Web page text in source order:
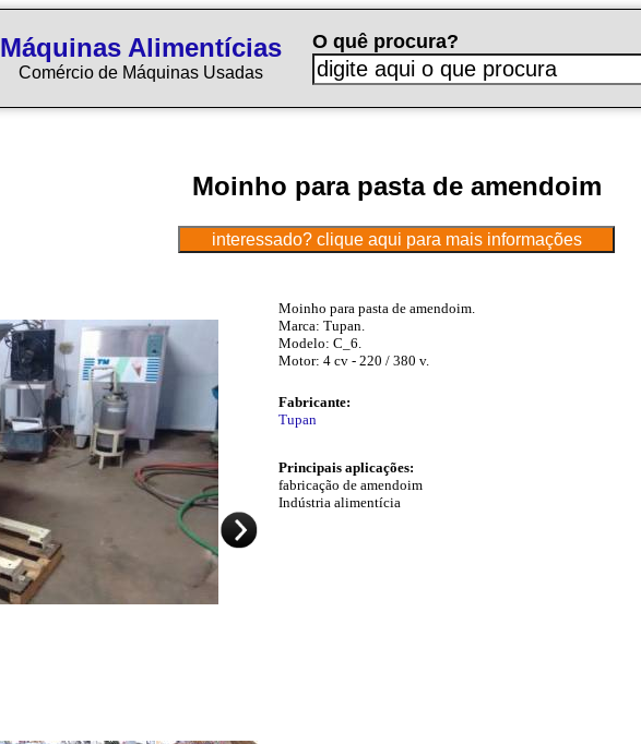
Máquinas Alimentícias
Comércio de Máquinas Usadas
O quê procura?
Moinho para pasta de amendoim
Moinho para pasta de amendoim.
Marca: Tupan.
Modelo: C_6.
Motor: 4 cv - 220 / 380 v.
Fabricante:
Tupan
Principais aplicações:
fabricação de amendoim
Indústria alimentícia